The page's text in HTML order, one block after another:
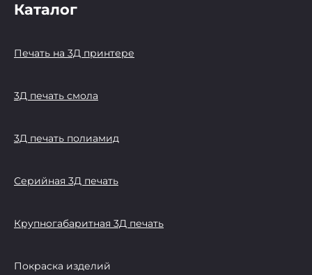
Каталог
Печать на 3Д принтере
3Д печать смола
3Д печать полиамид
Серийная 3Д печать
Крупногабаритная 3Д печать
Покраска изделий